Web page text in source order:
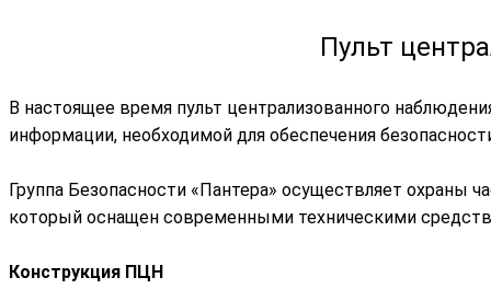
Пульт
В настоящее время пульт централизованного
информации, необходимой для обеспечения
Группа Безопасности «Пантера» осуществляет охраны
который оснащен современными техническими
Конструкция ПЦН